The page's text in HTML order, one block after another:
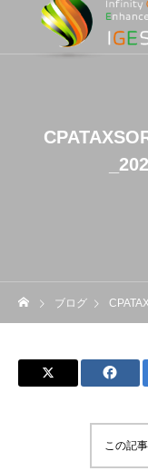
ブログ
この記